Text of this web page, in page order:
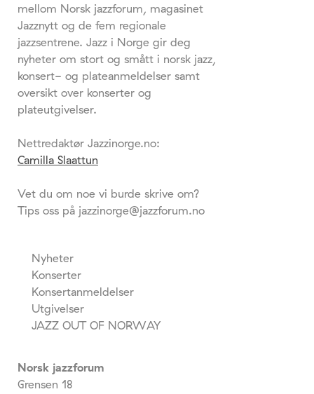
mellom Norsk jazzforum, magasinet
Jazznytt og de fem regionale
jazzsentrene. Jazz i Norge gir deg
nyheter om stort og smått i norsk jazz,
konsert- og plateanmeldelser samt
oversikt over konserter og
plateutgivelser.
Nettredaktør Jazzinorge.no:
Camilla Slaattun
Vet du om noe vi burde skrive om?
Tips oss på jazzinorge@jazzforum.no
Nyheter
Konserter
Konsertanmeldelser
Utgivelser
JAZZ OUT OF NORWAY
Norsk jazzforum
Grensen 18